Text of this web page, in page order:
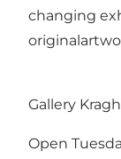
changing
Gallery
Open